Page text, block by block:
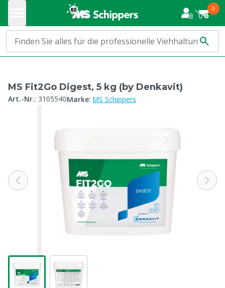
0
MS Fit2Go Digest, 5 kg (by Denkavit)
Art.-Nr.: 3105540Marke: MS Schippers